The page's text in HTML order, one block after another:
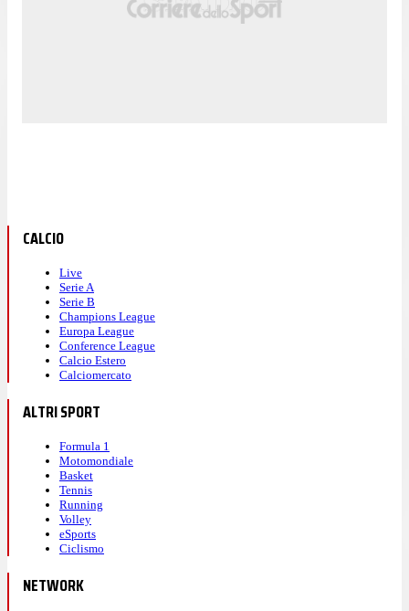
CALCIO
Live
Serie A
Serie B
Champions League
Europa League
Conference League
Calcio Estero
Calciomercato
ALTRI SPORT
Formula 1
Motomondiale
Basket
Tennis
Running
Volley
eSports
Ciclismo
NETWORK